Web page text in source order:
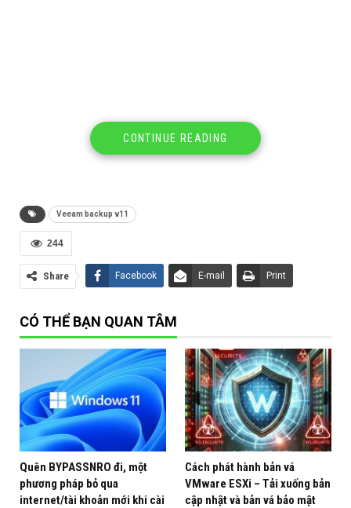
Yêu cầu
CONTINUE READING
Veeam backup v11
244
Share Facebook E-mail Print
CÓ THỂ BẠN QUAN TÂM
Quên BYPASSNRO đi, một
phương pháp bỏ qua
internet/tài khoản mới khi cài
Cách phát hành bản vá
VMware ESXi – Tải xuống bản
cập nhật và bản vá bảo mật